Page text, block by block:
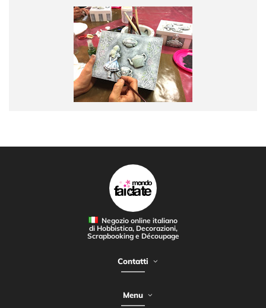
Negozio online italiano
di Hobbistica, Decorazioni,
Scrapbooking e Découpage
Contatti
Menu